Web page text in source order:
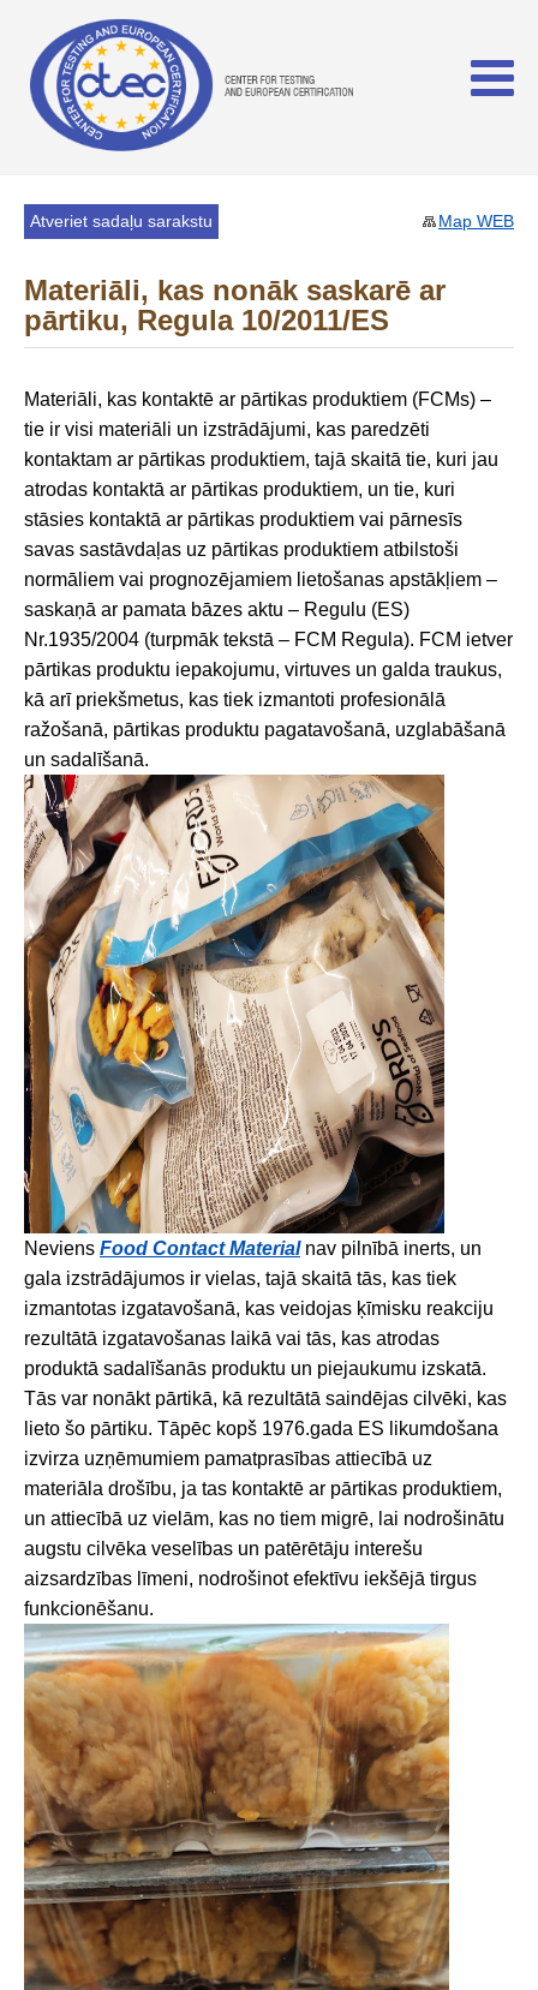
Map WEB
Atveriet sadaļu sarakstu
Materiāli, kas nonāk saskarē ar
pārtiku, Regula 10/2011/ES
Materiāli, kas kontaktē ar pārtikas produktiem (FCMs) –
tie ir visi materiāli un izstrādājumi, kas paredzēti
kontaktam ar pārtikas produktiem, tajā skaitā tie, kuri jau
atrodas kontaktā ar pārtikas produktiem, un tie, kuri
stāsies kontaktā ar pārtikas produktiem vai pārnesīs
savas sastāvdaļas uz pārtikas produktiem atbilstoši
normāliem vai prognozējamiem lietošanas apstākļiem –
saskaņā ar pamata bāzes aktu – Regulu (ES)
Nr.1935/2004 (turpmāk tekstā – FCM Regula). FCM ietver
pārtikas produktu iepakojumu, virtuves un galda traukus,
kā arī priekšmetus, kas tiek izmantoti profesionālā
ražošanā, pārtikas produktu pagatavošanā, uzglabāšanā
un sadalīšanā.
Neviens Food Contact Materialnav pilnībā inerts, un
gala izstrādājumos ir vielas, tajā skaitā tās, kas tiek
izmantotas izgatavošanā, kas veidojas ķīmisku reakciju
rezultātā izgatavošanas laikā vai tās, kas atrodas
produktā sadalīšanās produktu un piejaukumu izskatā.
Tās var nonākt pārtikā, kā rezultātā saindējas cilvēki, kas
lieto šo pārtiku. Tāpēc kopš 1976.gada ES likumdošana
izvirza uzņēmumiem pamatprasības attiecībā uz
materiāla drošību, ja tas kontaktē ar pārtikas produktiem,
un attiecībā uz vielām, kas no tiem migrē, lai nodrošinātu
augstu cilvēka veselības un patērētāju interešu
aizsardzības līmeni, nodrošinot efektīvu iekšējā tirgus
funkcionēšanu.